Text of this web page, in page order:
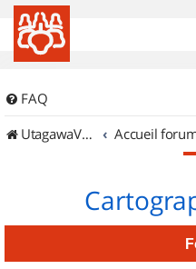
FAQ
UtagawaVTT (Randos VTT et VTTAE avec traces GPS)
Accueil